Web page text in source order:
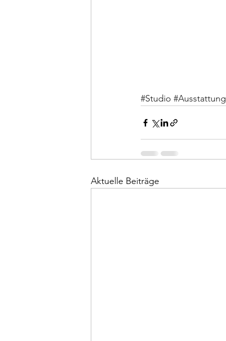
#Studio #Ausstattung
Aktuelle Beiträge